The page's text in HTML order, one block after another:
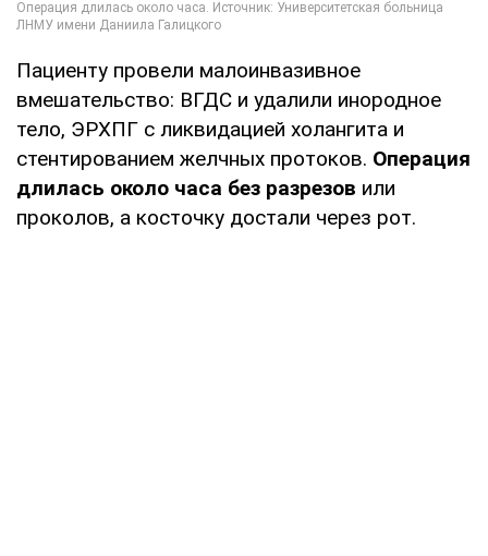
Пациенту провели малоинвазивное
вмешательство: ВГДС и удалили инородное
тело, ЭРХПГ с ликвидацией холангита и
стентированием желчных протоков. Операция
длилась около часа без разрезов или
проколов, а косточку достали через рот.